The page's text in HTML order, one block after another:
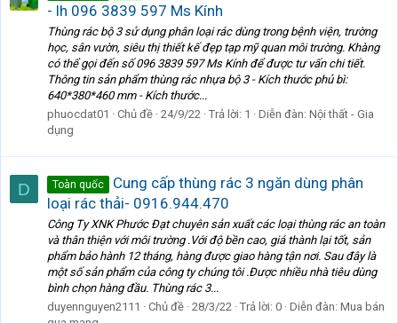
- lh 096 3839 597 Ms Kính
Thùng rác bộ 3 sử dụng phân loại rác dùng trong bệnh viện, trường
học, sân vườn, siêu thị thiết kế đẹp tạp mỹ quan môi trường. Khàng
có thể gọi đến số 096 3839 597 Ms Kính để được tư vấn chi tiết.
Thông tin sản phẩm thùng rác nhựa bộ 3 - Kích thước phủ bì:
640*380*460 mm - Kích thước...
phuocdat01
Chủ đề 24/9/22 Trả lời: 1 Diễn đàn: Nội thất - Gia
dụng
D Toàn quốc
Cung cấp thùng rác 3 ngăn dùng phân
loại rác thải- 0916.944.470
Công Ty XNK Phước Đạt chuyên sản xuất các loại thùng rác an toàn
và thân thiện với môi trường .Với độ bền cao, giá thành lại tốt, sản
phẩm bảo hành 12 tháng, hàng được giao hàng tận nơi. Sau đây là
một số sản phẩm của công ty chúng tôi .Được nhiều nhà tiêu dùng
bình chọn hàng đầu. Thùng rác 3...
duyennguyen2111
Chủ đề 28/3/22 Trả lời: 0 Diễn đàn: Mua bán